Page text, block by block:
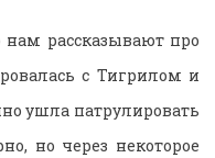
нам рассказывают про
с Тигрилом и
ушла патрулировать
но через некоторое